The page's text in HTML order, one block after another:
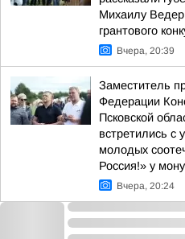
Михаилу
грантового
Вчера, 20:39
Заместитель
Федерации
Псковской
встретились с
молодых
Россия!» у
Вчера, 20:24